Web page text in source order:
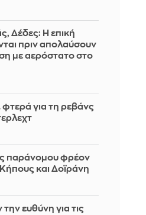
Δέδες: Η επική
πριν απολαύσουν
με αερόστατο στο
για τη ρεβάνς
παράνομου φρέον
και Δοϊράνη
ευθύνη για τις